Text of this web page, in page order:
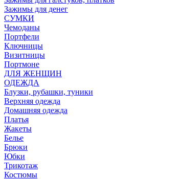
Зажимы для денег
СУМКИ
Чемоданы
Портфели
Ключницы
Визитницы
Портмоне
ДЛЯ ЖЕНЩИН
ОДЕЖДА
Блузки, рубашки, туники
Верхняя одежда
Домашняя одежда
Платья
Жакеты
Белье
Брюки
Юбки
Трикотаж
Костюмы